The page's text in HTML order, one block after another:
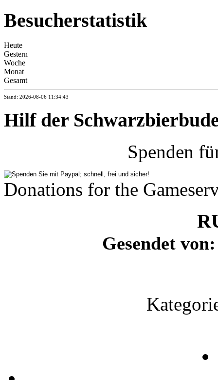
Besucherstatistik
Heute
Gestern
Woche
Monat
Gesamt
Stand: 2026-08-06 11:34:43
Hilf der
Spenden
Donations for the
Gesendet